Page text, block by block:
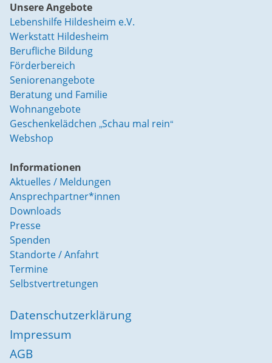
Unsere Angebote
Lebenshilfe Hildesheim e.V.
Werkstatt Hildesheim
Berufliche Bildung
Förderbereich
Seniorenangebote
Beratung und Familie
Wohnangebote
Geschenkelädchen „Schau mal rein“
Webshop
Informationen
Aktuelles / Meldungen
Ansprechpartner*innen
Downloads
Presse
Spenden
Standorte / Anfahrt
Termine
Selbstvertretungen
Datenschutzerklärung
Impressum
AGB